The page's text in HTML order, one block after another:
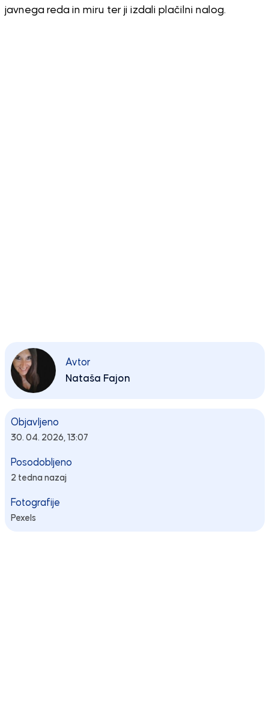
javnega reda in miru ter ji izdali plačilni nalog.
Avtor
Nataša Fajon
Objavljeno
30. 04. 2026, 13:07
Posodobljeno
2 tedna nazaj
Fotografije
Pexels